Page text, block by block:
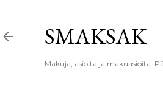
SMAKSAK
Makuja, asioita ja makuasioita.